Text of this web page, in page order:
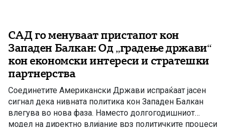
САД го менуваат пристапот кон
Западен Балкан: Од „градење држави“
кон економски интереси и стратешки
партнерства
Соединетите Американски Држави испраќаат јасен
сигнал дека нивната политика кон Западен Балкан
влегува во нова фаза. Наместо долгогодишниот
модел на директно влијание врз политичките процеси